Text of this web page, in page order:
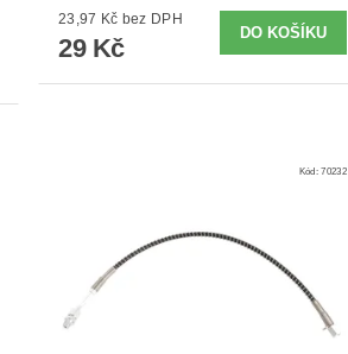
23,97 Kč bez DPH
29 Kč
Kód:70232